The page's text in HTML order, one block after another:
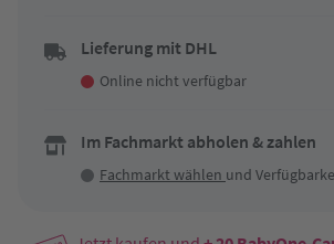
Lieferung mit DHL
Online nicht verfügbar
Im Fachmarkt abholen & zahlen
Fachmarkt wählen und